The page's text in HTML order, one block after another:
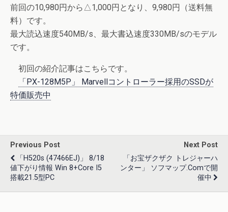
前回の10,980円から△1,000円となり、9,980円（送料無
料）です。
最大読込速度540MB/s、最大書込速度330MB/sのモデル
です。
初回の紹介記事はこちらです。
「PX-128M5P」 Marvellコントローラー採用のSSDが
特価販売中
Previous Post
「H520s (47466EJ)」 8/18
値下がり情報 Win 8+Core I5
搭載21.5型PC
Next Post
「お宝ザクザク トレジャーハ
ンター」 ソフマップ.comで開
催中